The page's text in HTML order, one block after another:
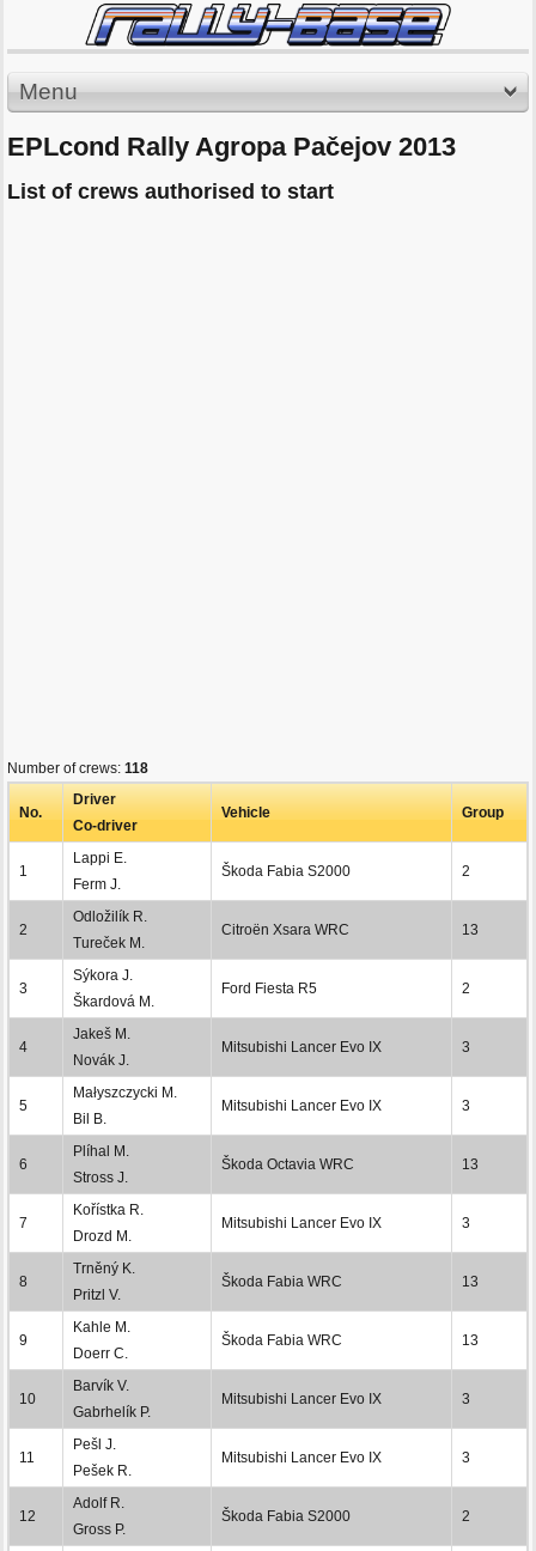
Menu
EPLcond Rally Agropa Pačejov 2013
List of crews authorised to start
Number of crews: 118
No.
Driver
Co-driver
Vehicle Group
1
Lappi E.
Ferm J.
Škoda Fabia S2000 2
2
Odložilík R.
Tureček M.
Citroën Xsara WRC 13
3
Sýkora J.
Škardová M.
Ford Fiesta R5 2
4
Jakeš M.
Novák J.
Mitsubishi Lancer Evo IX 3
5
Małyszczycki M.
Bil B.
Mitsubishi Lancer Evo IX 3
6
Plíhal M.
Stross J.
Škoda Octavia WRC 13
7
Kořístka R.
Drozd M.
Mitsubishi Lancer Evo IX 3
8
Trněný K.
Pritzl V.
Škoda Fabia WRC 13
9
Kahle M.
Doerr C.
Škoda Fabia WRC 13
10
Barvík V.
Gabrhelík P.
Mitsubishi Lancer Evo IX 3
11
Pešl J.
Pešek R.
Mitsubishi Lancer Evo IX 3
12
Adolf R.
Gross P.
Škoda Fabia S2000 2